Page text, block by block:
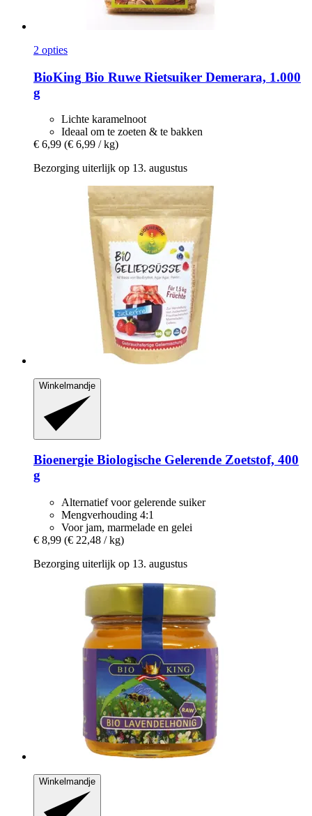
2 opties
BioKing Bio Ruwe Rietsuiker Demerara, 1.000
g
Lichte karamelnoot
Ideaal om te zoeten & te bakken
€ 6,99 (€ 6,99 / kg)
Bezorging uiterlijk op 13. augustus
Winkelmandje
Bioenergie Biologische Gelerende Zoetstof, 400
g
Alternatief voor gelerende suiker
Mengverhouding 4:1
Voor jam, marmelade en gelei
€ 8,99 (€ 22,48 / kg)
Bezorging uiterlijk op 13. augustus
Winkelmandje